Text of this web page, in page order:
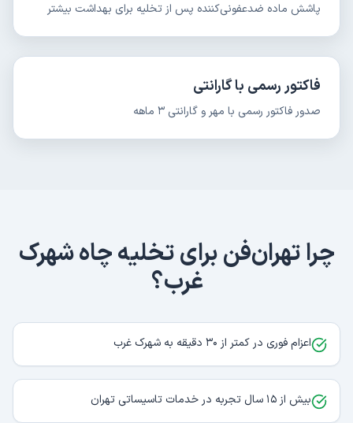
پاشش ماده ضدعفونی‌کننده پس از تخلیه برای بهداشت بیشتر
فاکتور رسمی با گارانتی
صدور فاکتور رسمی با مهر و گارانتی ۳ ماهه
چرا تهران‌فن برایتخلیه چاهشهرک
غرب؟
اعزام فوری در کمتر از ۳۰ دقیقه به شهرک غرب
بیش از ۱۵ سال تجربه در خدمات تاسیساتی تهران